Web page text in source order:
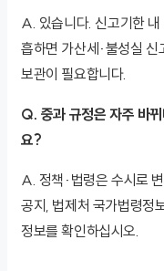
A. 있습니다. 신고기한
흡하면 가산세·불성실 신
보관이 필요합니다.
Q. 중과 규정은 자주 바
요?
A. 정책·법령은 수시로
공지, 법제처 국가법령정
정보를 확인하십시오.